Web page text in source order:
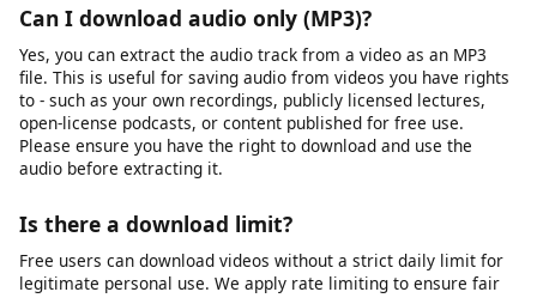
Download links can fail for several reasons: the source video
may have been removed or made private, your internet
connection may be unstable, the file may be too large for your
device's storage, or the platform may have changed its URL
structure. We recommend first verifying that the video URL still
works in your browser. If it does, try copying the URL again and
submitting it fresh. If problems persist, our platform may be
experiencing temporary issues, or the specific platform may
support.
Can I download audio only (MP3)?